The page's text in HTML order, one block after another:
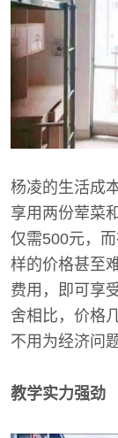
杨凌的生活成
享用两份荤菜
仅需500元，
样的价格甚至
费用，即可享
舍相比，价格
不用为经济问
教学实力强劲